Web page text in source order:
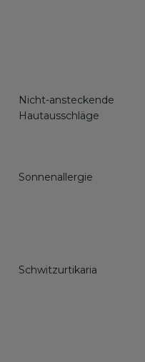
Nicht-ansteckende
Hautausschläge
Sonnenallergie
Schwitzurtikaria